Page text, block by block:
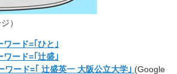
）
ワード=｢ひと｣
ワード=｢辻盛｣
ワード=｢ 辻盛英一 大阪公立大学｣ (Google